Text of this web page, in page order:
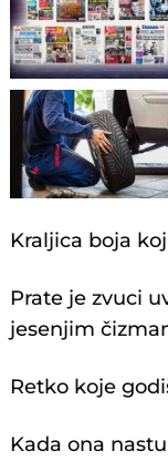
Kraljica boja
Prate je zvuci
jesenjim
Retko koje
Kada ona